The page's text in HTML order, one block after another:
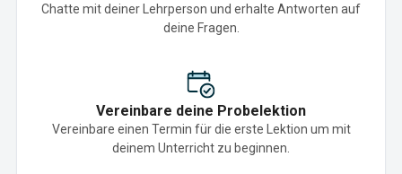
Chatte mit deiner Lehrperson und erhalte Antworten auf
deine Fragen.
Vereinbare deine Probelektion
Vereinbare einen Termin für die erste Lektion um mit
deinem Unterricht zu beginnen.